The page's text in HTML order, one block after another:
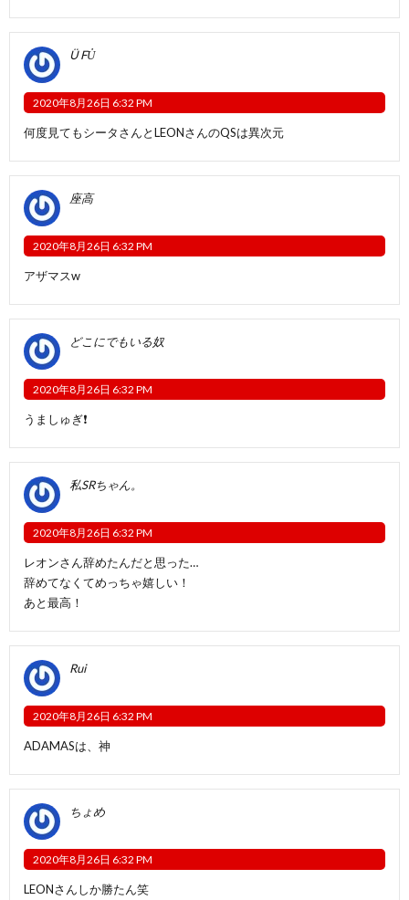
Ü FỦ
2020年8月26日 6:32 PM
何度見てもシータさんとLEONさんのQSは異次元
座高
2020年8月26日 6:32 PM
アザマスw
どこにでもいる奴
2020年8月26日 6:32 PM
うましゅぎ❗️
私SRちゃん。
2020年8月26日 6:32 PM
レオンさん辞めたんだと思った…
辞めてなくてめっちゃ嬉しい！
あと最高！
Rui
2020年8月26日 6:32 PM
ADAMASは、神
ちょめ
2020年8月26日 6:32 PM
LEONさんしか勝たん笑